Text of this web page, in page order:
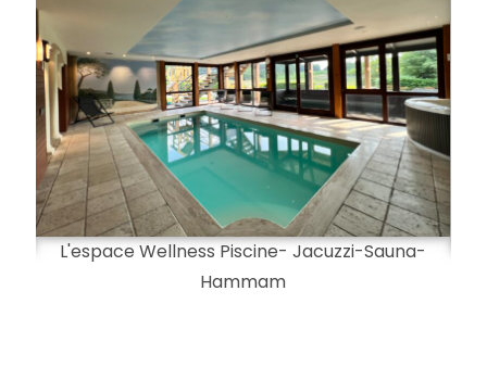
L'espace Wellness Piscine- Jacuzzi-Sauna-
Hammam